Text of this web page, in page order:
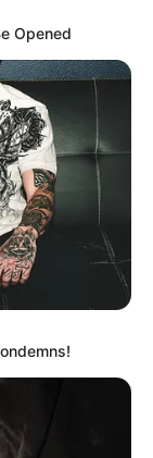
Opened